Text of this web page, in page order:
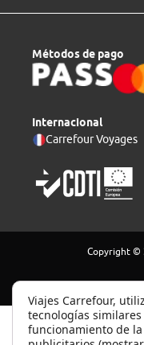
Métodos de pago
Internacional
Carrefour Voyages
Copyright ©
Viajes Carrefour,
tecnologías
funcionamiento de la